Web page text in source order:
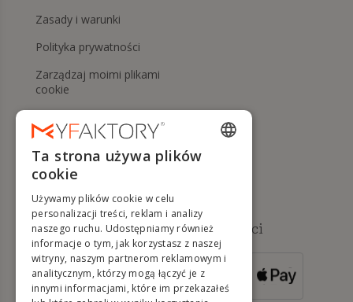
Zasady i warunki
Polityka prywatności
Zarządzaj moimi plikami
cookie
umowy i zwrotów
Pomoc
Dostępne metody płatności
DLA ZAMÓWIEŃ
POWYŻEJ 500 €
ENGLISH
DUTCH
GERMAN
ITALIAN
PORTUGUESE
Ta strona używa plików
cookie
Używamy plików cookie w celu
personalizacji treści, reklam i analizy
naszego ruchu. Udostępniamy również
informacje o tym, jak korzystasz z naszej
witryny, naszym partnerom reklamowym i
analitycznym, którzy mogą łączyć je z
innymi informacjami, które im przekazałeś